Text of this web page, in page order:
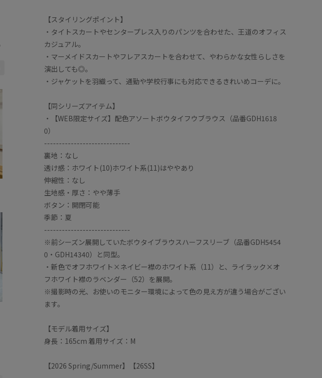
【スタイリングポイント】
・タイトスカートやセンタープレス入りのパンツを合わせた、王道のオフィス
カジュアル。
・マーメイドスカートやフレアスカートを合わせて、やわらかな女性らしさを
演出しても◎。
・ジャケットを羽織って、通勤や学校行事にも対応できるきれいめコーデに。
【同シリーズアイテム】
・【WEB限定サイズ】配色アソートボウタイフウブラウス（品番GDH1618
0）
-----------------------------
裏地：なし
透け感：ホワイト(10)ホワイト系(11)はややあり
伸縮性：なし
生地感・厚さ：やや薄手
ボタン：開閉可能
季節：夏
-----------------------------
※前シーズン展開していたボウタイブラウスハーフスリーブ（品番GDH5454
0・GDH14340）と同型。
・新色でオフホワイト×ネイビー襟のホワイト系（11）と、ライラック×オ
フホワイト襟のラベンダー（52）を展開。
※撮影時の光、お使いのモニター環境によって色の見え方が違う場合がござい
ます。
【モデル着用サイズ】
身長：165cm 着用サイズ：M
【2026 Spring/Summer】【26SS】